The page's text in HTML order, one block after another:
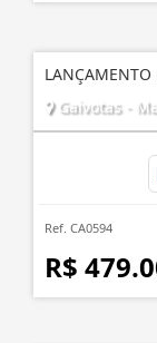
LANÇAMENTO
Gaivotas -
Ref. CA0594
R$